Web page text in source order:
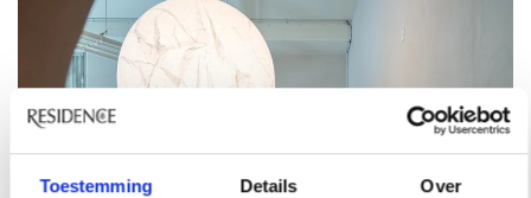
Toestemming Details Over